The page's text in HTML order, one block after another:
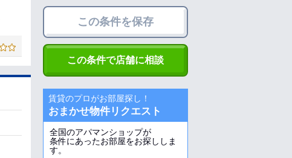
この条件を保存
この条件で店舗に相談
賃貸のプロがお部屋探し！
おまかせ物件リクエスト
全国のアパマンショップが
条件にあったお部屋をお探ししま
す。